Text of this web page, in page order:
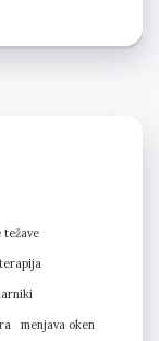
težave
menjava oken